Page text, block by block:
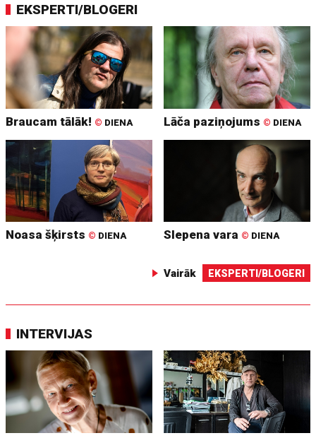
EKSPERTI/BLOGERI
Braucam tālāk! © DIENA Lāča paziņojums © DIENA
Noasa šķirsts © DIENA Slepena vara © DIENA
Vairāk EKSPERTI/BLOGERI
INTERVIJAS